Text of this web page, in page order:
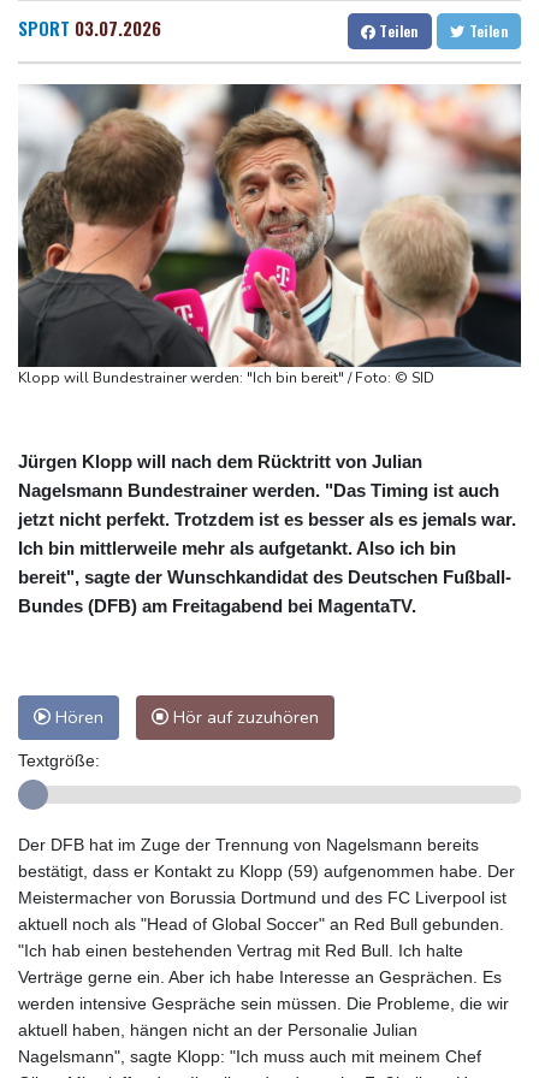
Dresden
Wien
22 °C
Salzburg
19 °C
Baden-Baden
13 °C
Bericht: EU importiert wieder mehr Flüssiggas aus Russland
Militärverwaltung: Mindestens drei Tote durch russische Angriffe
in Region Kiew
BUND kritisiert Lockerung von Sonntagsfahrverbot für Lkw - BDI
begrüßt es
Kolumbien: Neuer Präsident kündigt "unermüdlichen" Kampf
gegen Drogengewalt an
BUND kritisiert Lockerung von Sonn- und Feiertagsfahrverbot für
Lastwagen
SPORT 03.07.2026 Teilen Teilen
Klopp will Bundestrainer werden: "Ich bin bereit" / Foto: © SID
Jürgen Klopp will nach dem Rücktritt von Julian
Nagelsmann Bundestrainer werden. "Das Timing ist auch
jetzt nicht perfekt. Trotzdem ist es besser als es jemals war.
Ich bin mittlerweile mehr als aufgetankt. Also ich bin
bereit", sagte der Wunschkandidat des Deutschen Fußball-
Bundes (DFB) am Freitagabend bei MagentaTV.
Hören Hör auf zuzuhören
Textgröße:
Der DFB hat im Zuge der Trennung von Nagelsmann bereits
bestätigt, dass er Kontakt zu Klopp (59) aufgenommen habe. Der
Meistermacher von Borussia Dortmund und des FC Liverpool ist
aktuell noch als "Head of Global Soccer" an Red Bull gebunden.
"Ich hab einen bestehenden Vertrag mit Red Bull. Ich halte
Verträge gerne ein. Aber ich habe Interesse an Gesprächen. Es
werden intensive Gespräche sein müssen. Die Probleme, die wir
aktuell haben, hängen nicht an der Personalie Julian
Nagelsmann", sagte Klopp: "Ich muss auch mit meinem Chef